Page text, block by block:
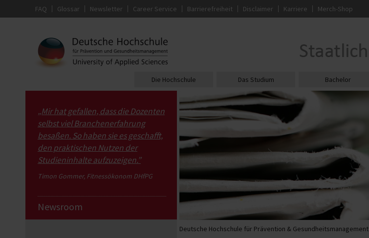
FAQ Glossar Newsletter Career Service Barrierefreiheit Disclaimer Karriere Merch-Shop
Die Hochschule Das Studium Bachelor
„Mir hat gefallen, dass die Dozenten
selbst viel Branchenerfahrung
besaßen. So haben sie es geschafft,
den praktischen Nutzen der
Studieninhalte aufzuzeigen.”
Timon Gommer, Fitnessökonom DHfPG
Newsroom
Deutsche Hochschule für Prävention & Gesundheitsmanagement